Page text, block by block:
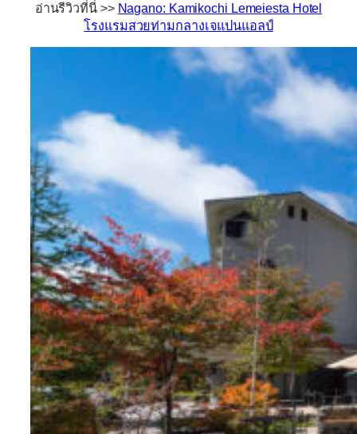
อ่านรีวิวที่นี่ >> Nagano: Kamikochi Lemeiesta Hotel
โรงแรมสวยท่ามกลางเจแปนแอลป์